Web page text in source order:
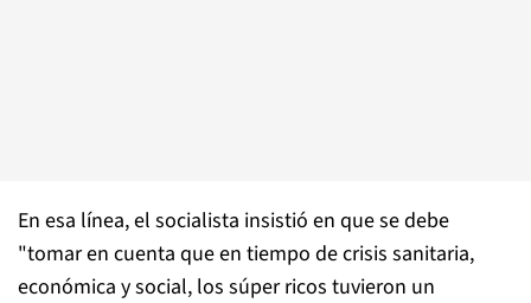
En esa línea, el socialista insistió en que se debe
"tomar en cuenta que en tiempo de crisis sanitaria,
económica y social, los súper ricos tuvieron un